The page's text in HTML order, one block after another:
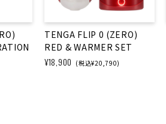
TENGA FLIP 0 (ZERO)
RED & WARMER SET
¥18,900 (税込¥20,790)